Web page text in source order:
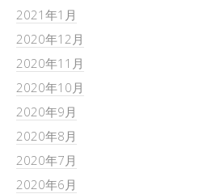
2021年1月
2020年12月
2020年11月
2020年10月
2020年9月
2020年8月
2020年7月
2020年6月